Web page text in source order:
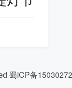
蜀ICP备